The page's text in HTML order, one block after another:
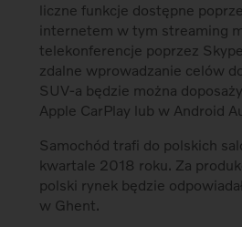
liczne funkcje dostępne
internetem w tym streaming
telekonferencje poprzez
zdalne wprowadzanie celów
SUV-a będzie można
Apple CarPlay lub w Android
Samochód trafi do polskich
kwartale 2018 roku. Za
polski rynek będzie
w Ghent.